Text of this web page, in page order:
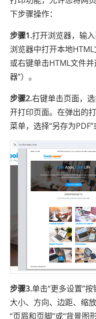
下步骤操作：
步骤1.打开浏览器，输
浏览器中打开本地
或右键单击HTML文件并
器”）。
步骤2.右键单击页面，
开打印页面。在弹出的
菜单，选择“另存为
步骤3.单击“更多设置”
大小、方向、边距、缩
“页眉和页脚”或“背景图形